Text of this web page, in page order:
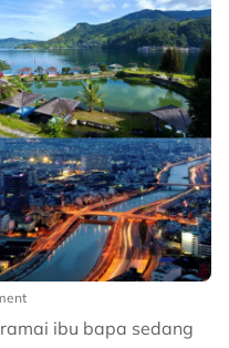
ibu bapa sedang